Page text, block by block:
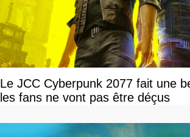
Le JCC Cyberpunk 2077 fait une
les fans ne vont pas être déçus